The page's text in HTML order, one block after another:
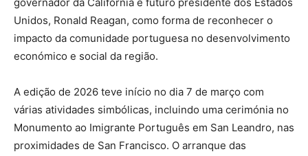
Unidos, Ronald Reagan, como forma de reconhecer o
impacto da comunidade portuguesa no desenvolvimento
económico e social da região.
A edição de 2026 teve início no dia 7 de março com
várias atividades simbólicas, incluindo uma cerimónia no
Monumento ao Imigrante Português em San Leandro, nas
proximidades de San Francisco. O arranque das